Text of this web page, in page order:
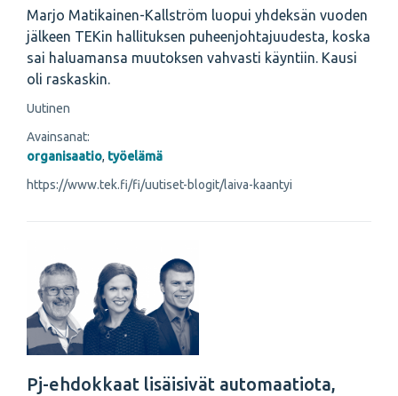
Marjo Matikainen-­Kallström luopui yhdeksän vuoden
jälkeen TEKin hallituksen puheenjohtajuudesta, koska
sai haluamansa muutoksen vahvasti käyntiin. Kausi
oli raskaskin.
Uutinen
Avainsanat:
organisaatio, työelämä
https://www.tek.fi/fi/uutiset-blogit/laiva-kaantyi
Pj-ehdokkaat lisäisivät automaatiota,